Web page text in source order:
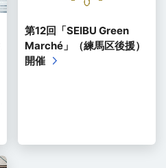
第12回「SEIBU Green
Marché」（練馬区後援）
開催